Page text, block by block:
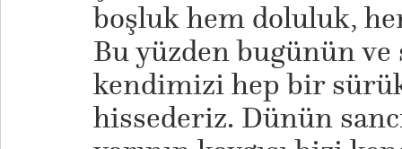
boşluk hem doluluk,
Bu yüzden bugünün
kendimizi hep bir
hissederiz. Dünün